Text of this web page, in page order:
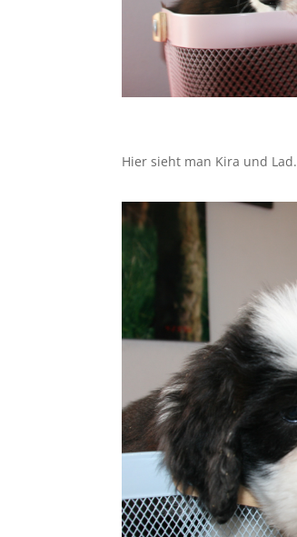
Hier sieht man Kira und Lad.